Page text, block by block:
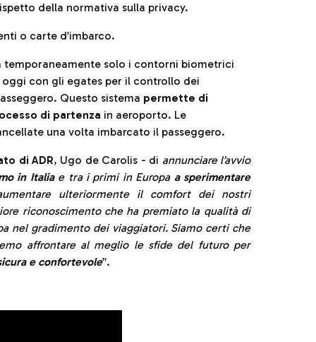
della normativa sulla privacy.
o carte d’imbarco.
temporaneamente solo i contorni biometrici
con gli egates per il controllo dei
Questo sistema permette di
di partenza in aeroporto. Le
una volta imbarcato il passeggero.
di ADR, Ugo de Carolis - di annunciare l’avvio
in Italiae tra i primi in Europa a sperimentare
ulteriormente il comfort dei nostri
riconoscimento che ha premiato la qualità di
nel gradimento dei viaggiatori. Siamo certi che
affrontare al meglio le sfide del futuro per
e confortevole”.